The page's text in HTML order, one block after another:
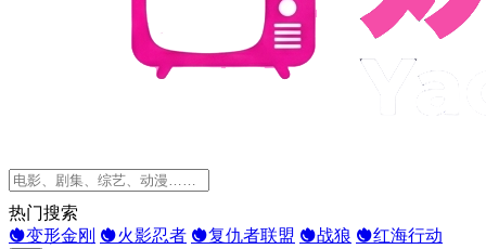
热门搜索
变形金刚
火影忍者 复仇者联盟 战狼 红海行动